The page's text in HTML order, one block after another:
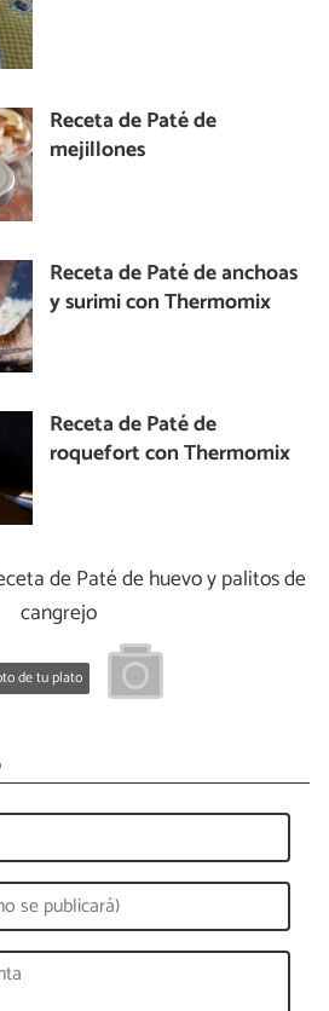
Receta de Paté de
mejillones
Receta de Paté de anchoas
y surimi con Thermomix
Receta de Paté de
roquefort con Thermomix
de Paté de huevo y palitos de
cangrejo
de tu plato